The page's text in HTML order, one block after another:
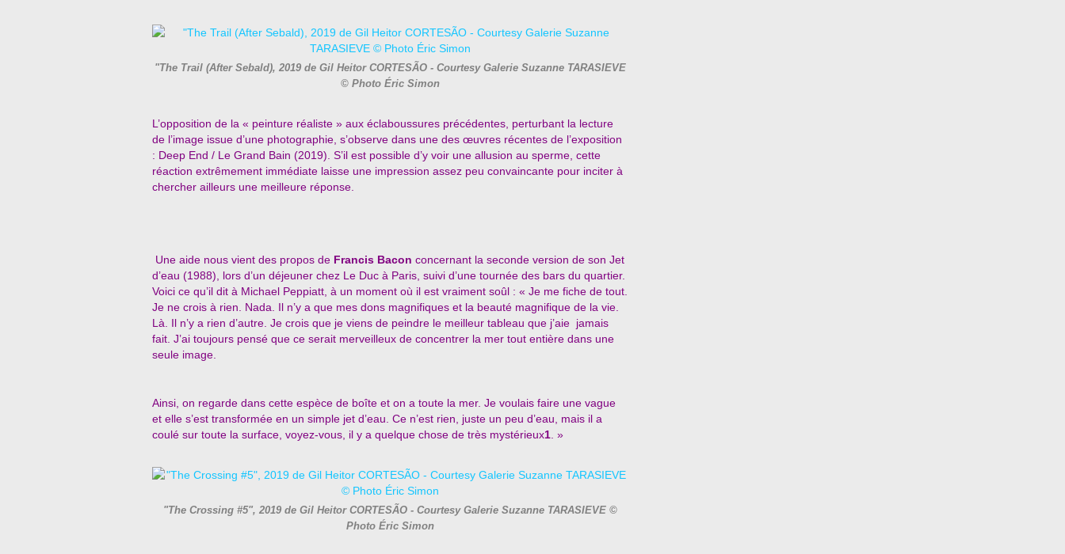
"The Trail (After Sebald), 2019 de Gil Heitor CORTESÃO - Courtesy Galerie Suzanne TARASIEVE
© Photo Éric Simon
L’opposition de la « peinture réaliste » aux éclaboussures précédentes, perturbant la lecture
de l’image issue d’une photographie, s’observe dans une des œuvres récentes de l’exposition
: Deep End / Le Grand Bain (2019). S’il est possible d’y voir une allusion au sperme, cette
réaction extrêmement immédiate laisse une impression assez peu convaincante pour inciter à
chercher ailleurs une meilleure réponse.
Une aide nous vient des propos de Francis Bacon concernant la seconde version de son Jet
d’eau (1988), lors d’un déjeuner chez Le Duc à Paris, suivi d’une tournée des bars du quartier.
Voici ce qu’il dit à Michael Peppiatt, à un moment où il est vraiment soûl : « Je me fiche de tout.
Je ne crois à rien. Nada. Il n’y a que mes dons magnifiques et la beauté magnifique de la vie.
Là. Il n’y a rien d’autre. Je crois que je viens de peindre le meilleur tableau que j’aie jamais
fait. J’ai toujours pensé que ce serait merveilleux de concentrer la mer tout entière dans une
seule image.
Ainsi, on regarde dans cette espèce de boîte et on a toute la mer. Je voulais faire une vague
et elle s’est transformée en un simple jet d’eau. Ce n’est rien, juste un peu d’eau, mais il a
coulé sur toute la surface, voyez-vous, il y a quelque chose de très mystérieux1. »
"The Crossing #5", 2019 de Gil Heitor CORTESÃO - Courtesy Galerie Suzanne TARASIEVE ©
Photo Éric Simon